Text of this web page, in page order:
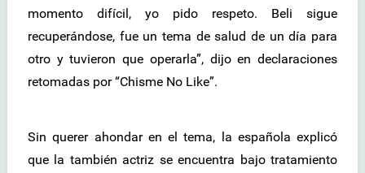
momento difícil, yo pido respeto. Beli sigue
recuperándose, fue un tema de salud de un día para
otro y tuvieron que operarla”, dijo en declaraciones
retomadas por “Chisme No Like”.
Sin querer ahondar en el tema, la española explicó
que la también actriz se encuentra bajo tratamiento